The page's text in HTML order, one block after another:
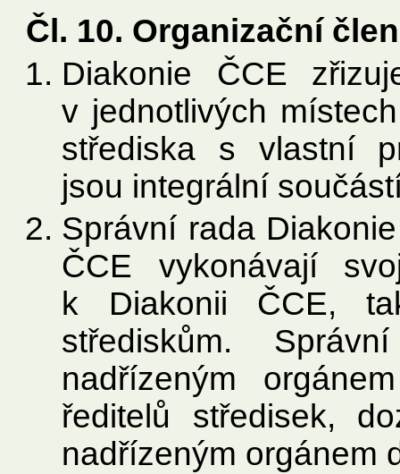
Čl. 10. Organizační
Diakonie ČCE
v jednotlivých
střediska s vlastní
jsou integrální
Správní rada
ČCE vykonávají
k Diakonii ČCE,
střediskům.
nadřízeným
ředitelů středisek,
nadřízeným orgánem